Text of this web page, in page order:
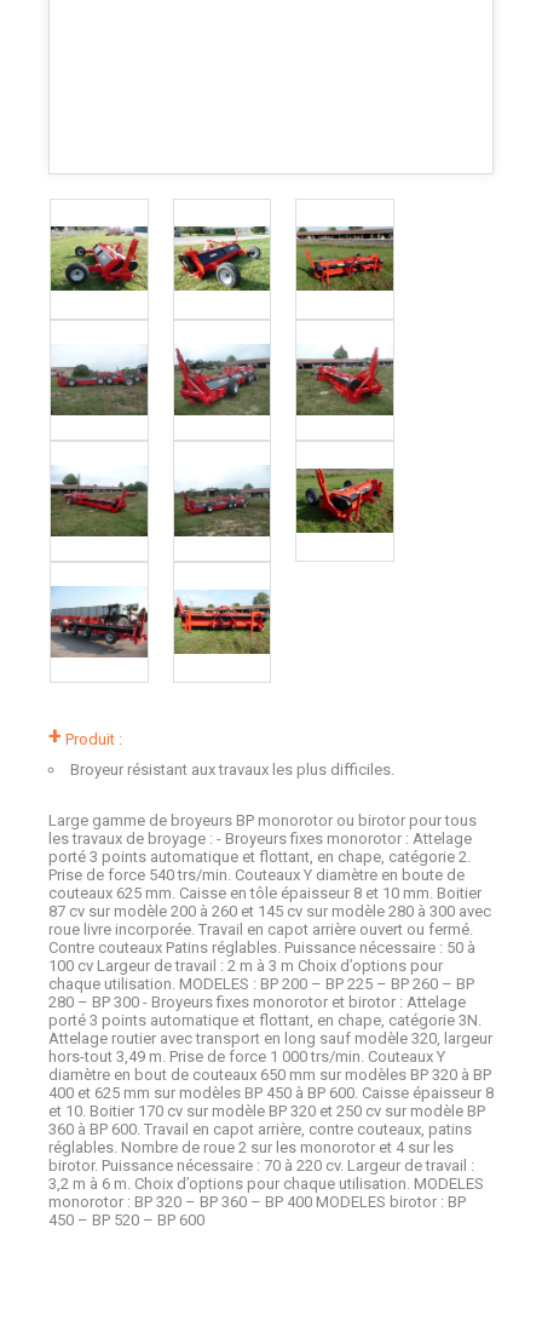
+ Produit :
Broyeur résistant aux travaux les plus difficiles.
Large gamme de broyeurs BP monorotor ou birotor pour tous
les travaux de broyage : - Broyeurs fixes monorotor : Attelage
porté 3 points automatique et flottant, en chape, catégorie 2.
Prise de force 540 trs/min. Couteaux Y diamètre en boute de
couteaux 625 mm. Caisse en tôle épaisseur 8 et 10 mm. Boitier
87 cv sur modèle 200 à 260 et 145 cv sur modèle 280 à 300 avec
roue livre incorporée. Travail en capot arrière ouvert ou fermé.
Contre couteaux Patins réglables. Puissance nécessaire : 50 à
100 cv Largeur de travail : 2 m à 3 m Choix d’options pour
chaque utilisation. MODELES : BP 200 – BP 225 – BP 260 – BP
280 – BP 300 - Broyeurs fixes monorotor et birotor : Attelage
porté 3 points automatique et flottant, en chape, catégorie 3N.
Attelage routier avec transport en long sauf modèle 320, largeur
hors-tout 3,49 m. Prise de force 1 000 trs/min. Couteaux Y
diamètre en bout de couteaux 650 mm sur modèles BP 320 à BP
400 et 625 mm sur modèles BP 450 à BP 600. Caisse épaisseur 8
et 10. Boitier 170 cv sur modèle BP 320 et 250 cv sur modèle BP
360 à BP 600. Travail en capot arrière, contre couteaux, patins
réglables. Nombre de roue 2 sur les monorotor et 4 sur les
birotor. Puissance nécessaire : 70 à 220 cv. Largeur de travail :
3,2 m à 6 m. Choix d’options pour chaque utilisation. MODELES
monorotor : BP 320 – BP 360 – BP 400 MODELES birotor : BP
450 – BP 520 – BP 600